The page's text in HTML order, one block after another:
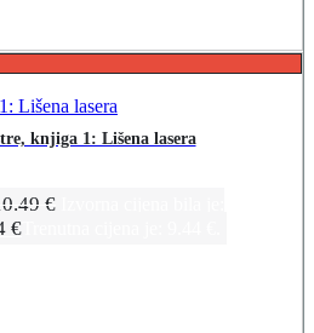
knjiga 1: Lišena lasera
€
€